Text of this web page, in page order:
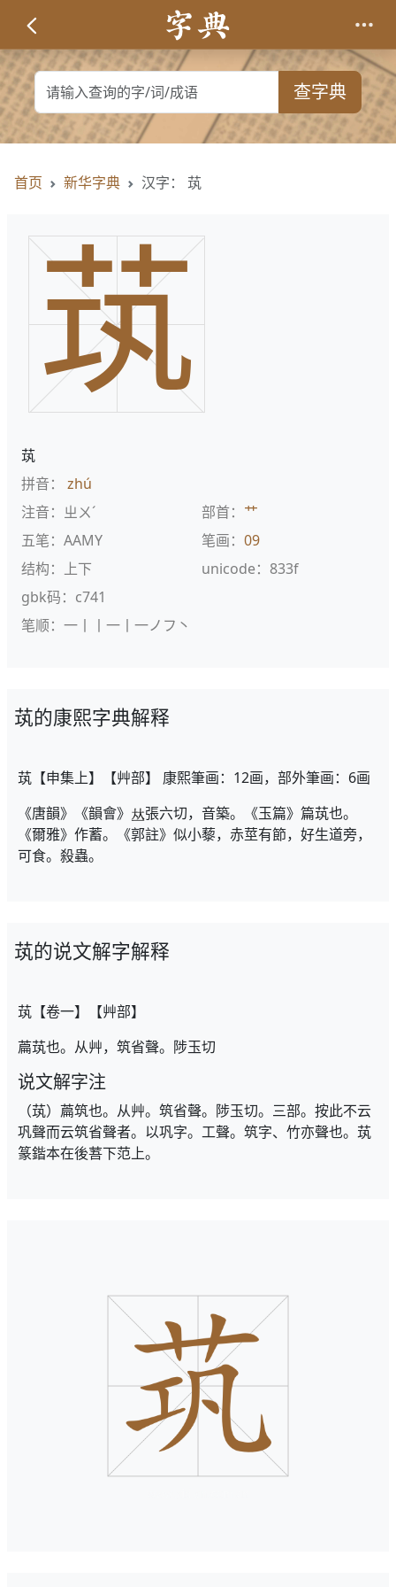
查字典
首页 新华字典 汉字： 茿
茿
茿
拼音： zhú
注音：ㄓㄨˊ
部首： 艹
五笔：AAMY
笔画： 09
结构：上下
unicode：833f
gbk码：c741
笔顺：一丨丨一丨一ノフ丶
茿的康熙字典解释
茿【申集上】【艸部】 康熙筆画：12画，部外筆画：6画
《唐韻》《韻會》
張六切，音築。《玉篇》篇茿也。
《爾雅》作蓄。《郭註》似小藜，赤莖有節，好生道旁，
可食。殺蟲。
茿的说文解字解释
茿【卷一】【艸部】
萹茿也。从艸，筑省聲。陟玉切
说文解字注
（茿）萹筑也。从艸。筑省聲。陟玉切。三部。按此不云
巩聲而云筑省聲者。以巩字。工聲。筑字、竹亦聲也。茿
篆鍇本在後䓊下范上。